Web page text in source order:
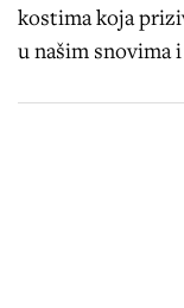
kostima koja
u našim snovima